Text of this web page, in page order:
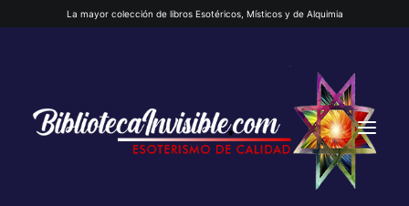
La mayor colección de libros Esotéricos, Místicos y de Alquimia